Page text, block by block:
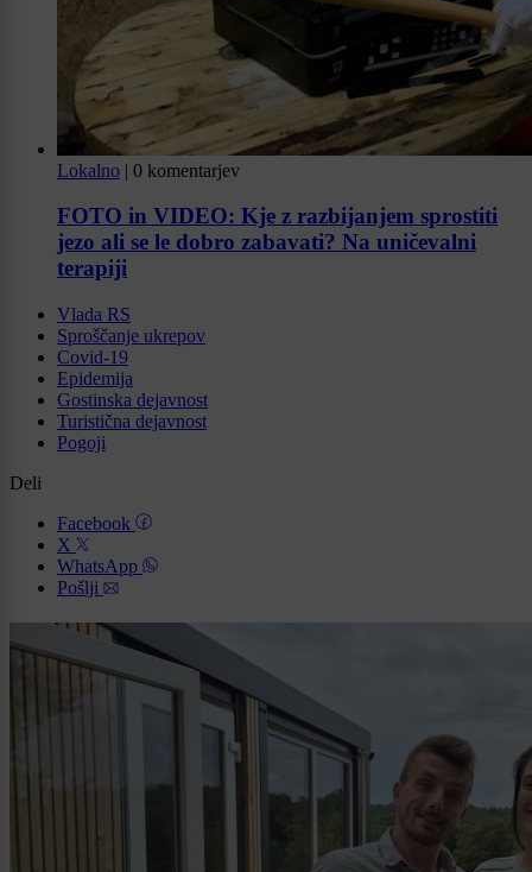
Lokalno | 0 komentarjev
FOTO in VIDEO: Kje z razbijanjem sprostiti
jezo ali se le dobro zabavati? Na uničevalni
terapiji
Vlada RS
Sproščanje ukrepov
Covid-19
Epidemija
Gostinska dejavnost
Turistična dejavnost
Pogoji
Deli
Facebook
X
WhatsApp
Pošlji